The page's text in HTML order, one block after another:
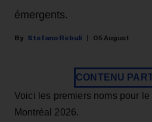
émergents.
Stefano Rebuli 05 August
CONTENU
Voici les premiers noms pour
Montréal 2026.